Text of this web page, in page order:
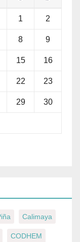
1 2
8 9
15 16
22 23
29 30
Calimaya
CODHEM